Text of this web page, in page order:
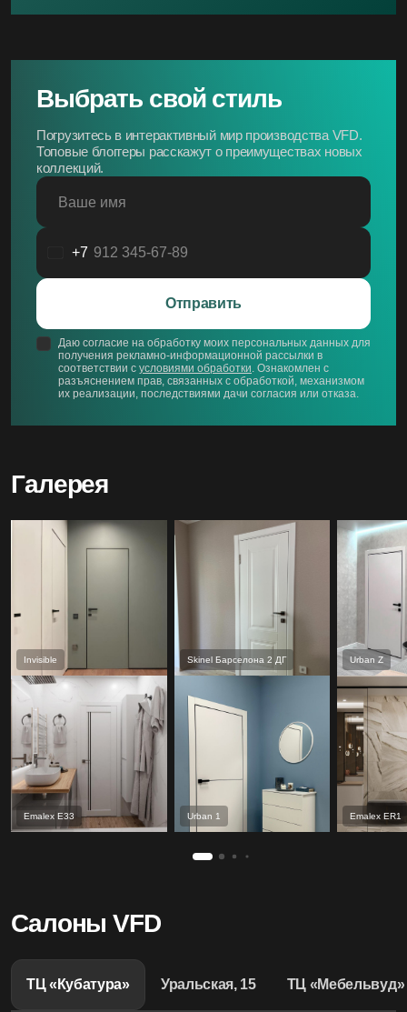
Выбрать свой стиль
Погрузитесь в интерактивный мир производства VFD.
Топовые блоггеры расскажут о преимуществах новых
коллекций.
Ваше имя
Россия
+7
Отправить
Даю согласие на обработку моих персональных данных для
получения рекламно-информационной рассылки в
соответствии с условиями обработки . Ознакомлен с
разъяснением прав, связанных с обработкой, механизмом
их реализации, последствиями дачи согласия или отказа.
Галерея
Invisible
Emalex Е33
Skinel Барселона 2 ДГ
Urban 1
Urban Z
Emalex ER1
Салоны VFD
ТЦ «Кубатура» Уральская, 15 ТЦ «Мебельвуд»